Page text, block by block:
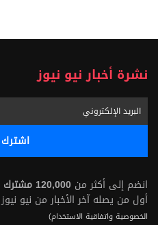
نشرة أخبار نيو نيوز
انضم إلى أكثر من 120,000 مشترك
أول من يصله آخر الأخبار من نيو نيوز
الخصوصية واتفاقية الاستخدام)